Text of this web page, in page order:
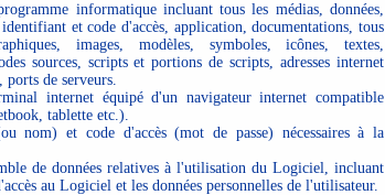
informatique incluant tous les médias, données,
et code d'accès, application, documentations, tous
images, modèles, symboles, icônes, textes,
sources, scripts et portions de scripts, adresses internet
de serveurs.
internet équipé d'un navigateur internet compatible
tablette etc.).
nom) et code d'accès (mot de passe) nécessaires à la
de données relatives à l'utilisation du Logiciel, incluant
au Logiciel et les données personnelles de l'utilisateur.